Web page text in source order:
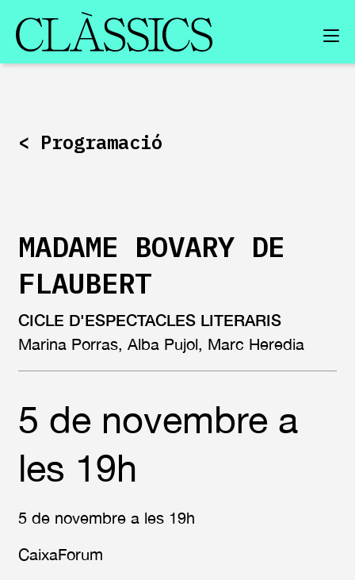
EDICIONS ANTERIORS
< Programació
MADAME BOVARY DE
FLAUBERT
CICLE D'ESPECTACLES LITERARIS
Marina Porras, Alba Pujol, Marc Heredia
5 de novembre a
les 19h
5 de novembre a les 19h
CaixaForum